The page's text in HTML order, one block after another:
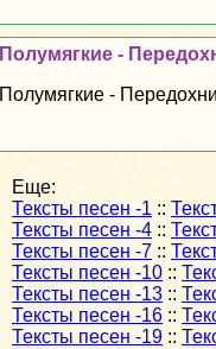
Полумягкие -
Полумягкие -
Еще:
Тексты песен -1 ::
Тексты песен -4 ::
Тексты песен -7 ::
Тексты песен -10 ::
Тексты песен -13 ::
Тексты песен -16 ::
Тексты песен -19 ::